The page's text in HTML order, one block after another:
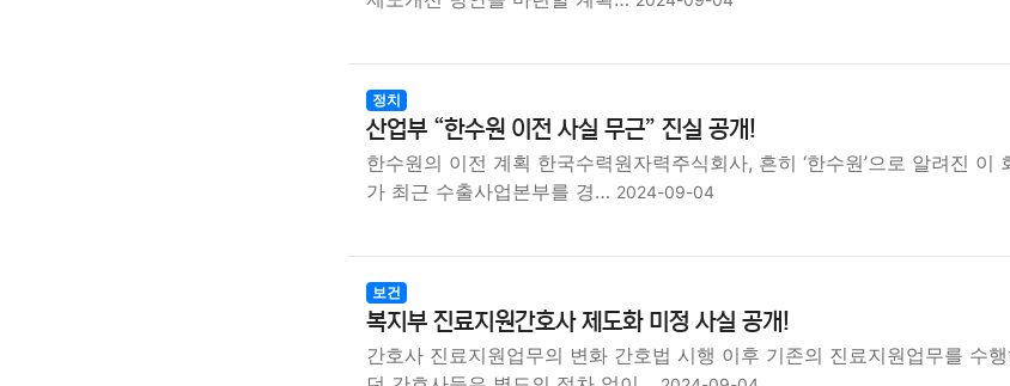
정치
산업부 “한수원 이전 사실 무근” 진실 공개!
한수원의 이전 계획 한국수력원자력주식회사, 흔히 ‘한수원’으로 알려진 이
가 최근 수출사업본부를 경… 2024-09-04
보건
복지부 진료지원간호사 제도화 미정 사실 공개!
간호사 진료지원업무의 변화 간호법 시행 이후 기존의 진료지원업무를 수